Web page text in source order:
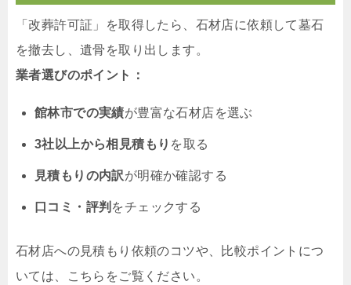
「改葬許可証」を取得したら、石材店に依頼して墓石
を撤去し、遺骨を取り出します。
業者選びのポイント：
館林市での実績が豊富な石材店を選ぶ
3社以上から相見積もり を取る
見積もりの内訳が明確か確認する
口コミ・評判 をチェックする
石材店への見積もり依頼のコツや、比較ポイントにつ
いては、こちらをご覧ください。